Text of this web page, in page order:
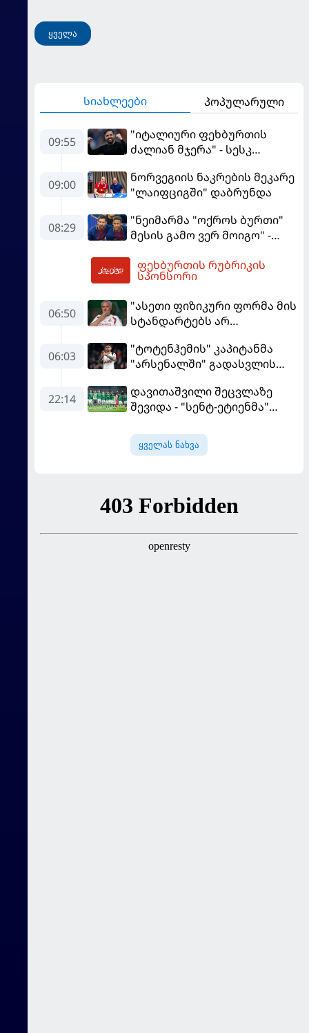
ყველა
სიახლეები პოპულარული
09:55
"იტალიური ფეხბურთის
ძალიან მჯერა" - სესკ
09:00
ნორვეგიის ნაკრების მეკარე
"ლაიფციგში" დაბრუნდა
08:29
"ნეიმარმა "ოქროს ბურთი"
მესის გამო ვერ მოიგო" -
აგენტი
ფეხბურთის რუბრიკის
სპონსორი
06:50
"ასეთი ფიზიკური ფორმა მის
სტანდარტებს არ
"რეალის" ახალწვეული
გააკრიტიკა
06:03
"ტოტენჰემის" კაპიტანმა
"არსენალში" გადასვლის
22:14
დავითაშვილი შეცვლაზე
შევიდა - "სენტ-ეტიენმა"
ყველას ნახვა